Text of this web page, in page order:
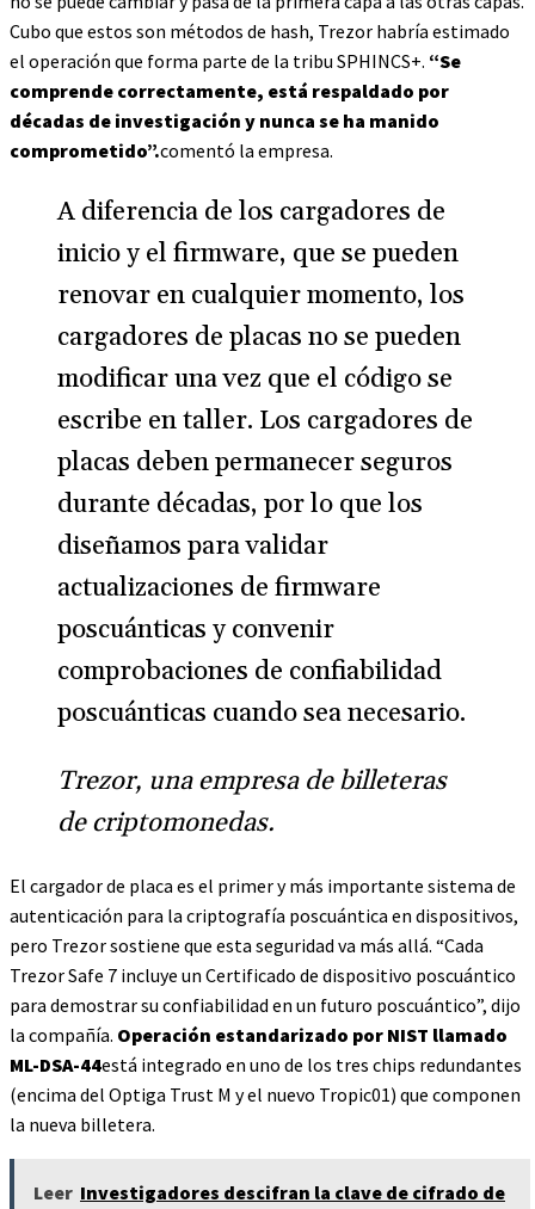
Cubo que estos son métodos de hash, Trezor habría estimado
el operación que forma parte de la tribu SPHINCS+. “Se
comprende correctamente, está respaldado por
décadas de investigación y nunca se ha manido
comprometido”.comentó la empresa.
A diferencia de los cargadores de
inicio y el firmware, que se pueden
renovar en cualquier momento, los
cargadores de placas no se pueden
modificar una vez que el código se
escribe en taller. Los cargadores de
placas deben permanecer seguros
durante décadas, por lo que los
diseñamos para validar
actualizaciones de firmware
poscuánticas y convenir
comprobaciones de confiabilidad
poscuánticas cuando sea necesario.
Trezor, una empresa de billeteras
de criptomonedas.
El cargador de placa es el primer y más importante sistema de
autenticación para la criptografía poscuántica en dispositivos,
pero Trezor sostiene que esta seguridad va más allá. “Cada
Trezor Safe 7 incluye un Certificado de dispositivo poscuántico
para demostrar su confiabilidad en un futuro poscuántico”, dijo
la compañía. Operación estandarizado por NIST llamado
ML-DSA-44está integrado en uno de los tres chips redundantes
(encima del Optiga Trust M y el nuevo Tropic01) que componen
la nueva billetera.
Leer Investigadores descifran la clave de cifrado de